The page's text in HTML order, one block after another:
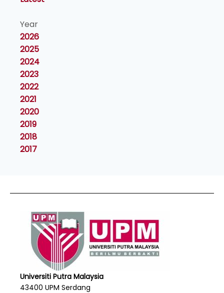
Year
2026
2025
2024
2023
2022
2021
2020
2019
2018
2017
Universiti Putra Malaysia
43400 UPM Serdang